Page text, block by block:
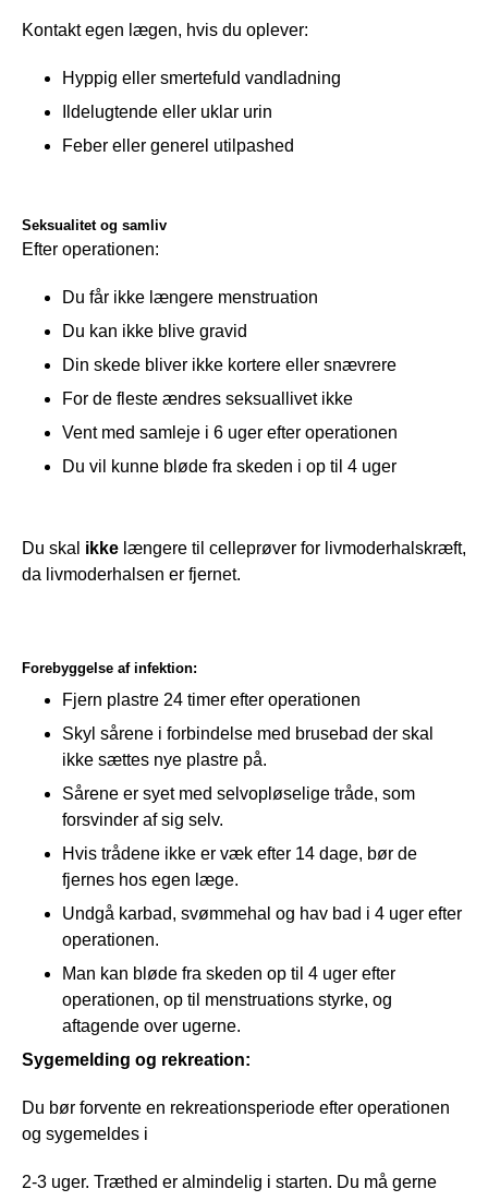
Kontakt egen lægen, hvis du oplever:
Hyppig eller smertefuld vandladning
Ildelugtende eller uklar urin
Feber eller generel utilpashed
Seksualitet og samliv
Efter operationen:
Du får ikke længere menstruation
Du kan ikke blive gravid
Din skede bliver ikke kortere eller snævrere
For de fleste ændres seksuallivet ikke
Vent med samleje i 6 uger efter operationen
Du vil kunne bløde fra skeden i op til 4 uger
Du skal ikke længere til celleprøver for livmoderhalskræft,
da livmoderhalsen er fjernet.
Forebyggelse af infektion:
Fjern plastre 24 timer efter operationen
Skyl sårene i forbindelse med brusebad der skal
ikke sættes nye plastre på.
Sårene er syet med selvopløselige tråde, som
forsvinder af sig selv.
Hvis trådene ikke er væk efter 14 dage, bør de
fjernes hos egen læge.
Undgå karbad, svømmehal og hav bad i 4 uger efter
operationen.
Man kan bløde fra skeden op til 4 uger efter
operationen, op til menstruations styrke, og
aftagende over ugerne.
Sygemelding og rekreation:
Du bør forvente en rekreationsperiode efter operationen
og sygemeldes i
2-3 uger. Træthed er almindelig i starten. Du må gerne